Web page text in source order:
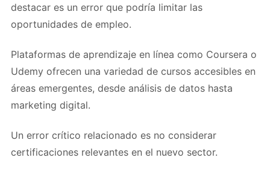
destacar es un error que podría limitar las
oportunidades de empleo.
Plataformas de aprendizaje en línea como Coursera o
Udemy ofrecen una variedad de cursos accesibles en
áreas emergentes, desde análisis de datos hasta
marketing digital.
Un error crítico relacionado es no considerar
certificaciones relevantes en el nuevo sector.